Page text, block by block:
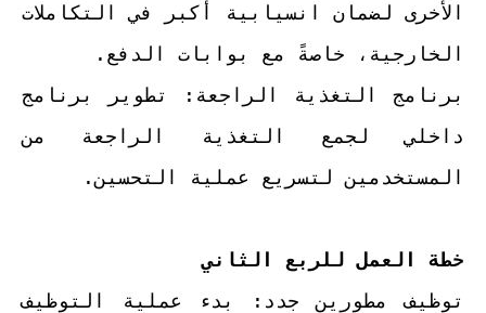
الأخرى لضمان انسيابية أكبر في التكاملات
الخارجية، خاصةً مع بوابات الدفع.
برنامج التغذية الراجعة: تطوير برنامج
داخلي لجمع التغذية الراجعة من
المستخدمين لتسريع عملية التحسين.
خطة العمل للربع الثاني
توظيف مطورين جدد: بدء عملية التوظيف